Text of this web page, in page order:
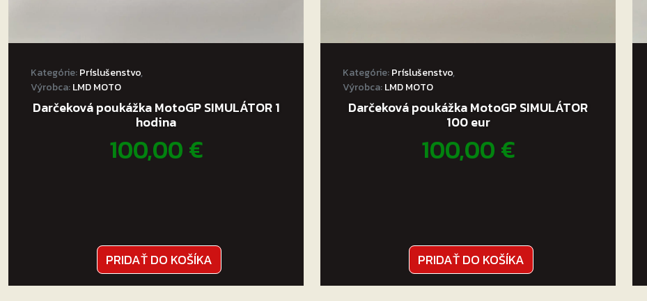
Kategórie:Príslušenstvo,
Výrobca:LMD MOTO
Darčeková poukážka MotoGP SIMULÁTOR 1
hodina
100,00€
PRIDAŤ DO KOŠÍKA
Kategórie:Príslušenstvo,
Výrobca:LMD MOTO
Darčeková poukážka MotoGP SIMULÁTOR
100 eur
100,00€
PRIDAŤ DO KOŠÍKA